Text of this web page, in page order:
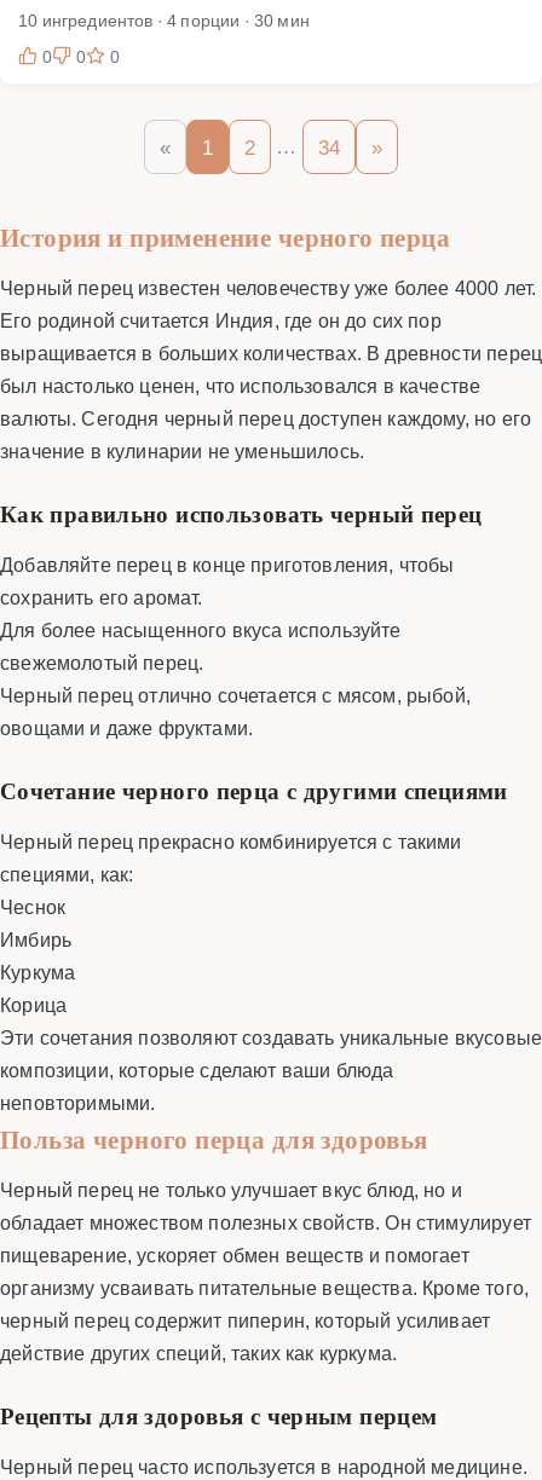
10 ингредиентов · 4 порции · 30 мин
0
0 0
« 1 2 … 34 »
История и применение черного перца
Черный перец известен человечеству уже более 4000 лет.
Его родиной считается Индия, где он до сих пор
выращивается в больших количествах. В древности перец
был настолько ценен, что использовался в качестве
валюты. Сегодня черный перец доступен каждому, но его
значение в кулинарии не уменьшилось.
Как правильно использовать черный перец
Добавляйте перец в конце приготовления, чтобы
сохранить его аромат.
Для более насыщенного вкуса используйте
свежемолотый перец.
Черный перец отлично сочетается с мясом, рыбой,
овощами и даже фруктами.
Сочетание черного перца с другими специями
Черный перец прекрасно комбинируется с такими
специями, как:
Чеснок
Имбирь
Куркума
Корица
Эти сочетания позволяют создавать уникальные вкусовые
композиции, которые сделают ваши блюда
неповторимыми.
Польза черного перца для здоровья
Черный перец не только улучшает вкус блюд, но и
обладает множеством полезных свойств. Он стимулирует
пищеварение, ускоряет обмен веществ и помогает
организму усваивать питательные вещества. Кроме того,
черный перец содержит пиперин, который усиливает
действие других специй, таких как куркума.
Рецепты для здоровья с черным перцем
Черный перец часто используется в народной медицине.